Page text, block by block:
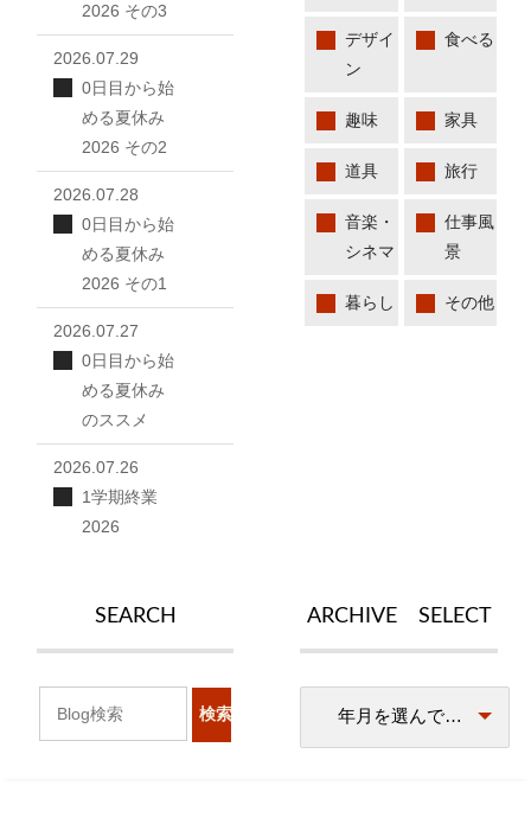
デザイ
ン
食べる
趣味 家具
道具 旅行
音楽・
シネマ
仕事風
景
暮らし その他
2026 その3
2026.07.29
0日目から始
める夏休み
2026 その2
2026.07.28
0日目から始
める夏休み
2026 その1
2026.07.27
0日目から始
める夏休み
のススメ
2026.07.26
1学期終業
2026
ARCHIVE SELECT
SEARCH